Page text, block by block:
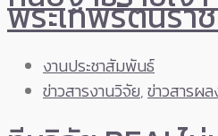
พระเทพรัตนรา
งานประชาสัมพันธ์
ข่าวสารงานวิจัย,ข่าวสารผ